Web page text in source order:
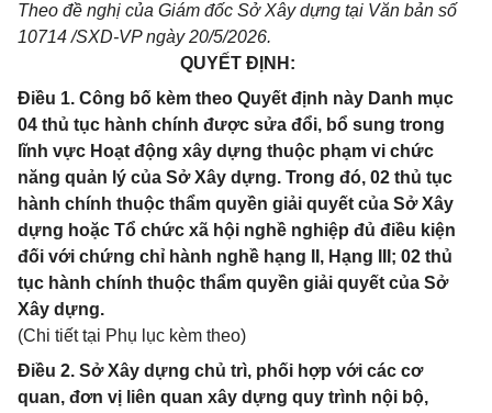
Theo đề nghị của Giám đốc Sở Xây dựng tại Văn bản số
10714 /SXD-VP ngày 20/5/2026.
QUYẾT ĐỊNH:
Điều 1. Công bố kèm theo Quyết định này Danh mục
04 thủ tục hành chính được sửa đổi, bổ sung trong
lĩnh vực Hoạt động xây dựng thuộc phạm vi chức
năng quản lý của Sở Xây dựng. Trong đó, 02 thủ tục
hành chính thuộc thẩm quyền giải quyết của Sở Xây
dựng hoặc Tổ chức xã hội nghề nghiệp đủ điều kiện
đối với chứng chỉ hành nghề hạng II, Hạng III; 02 thủ
tục hành chính thuộc thẩm quyền giải quyết của Sở
Xây dựng.
(Chi tiết tại Phụ lục kèm theo)
Điều 2. Sở Xây dựng chủ trì, phối hợp với các cơ
quan, đơn vị liên quan xây dựng quy trình nội bộ,